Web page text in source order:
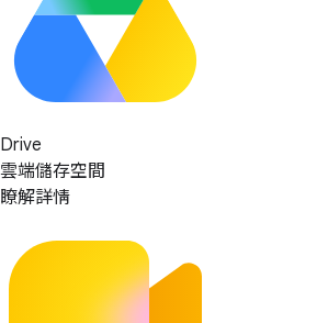
Drive
雲端儲存空間
瞭解詳情